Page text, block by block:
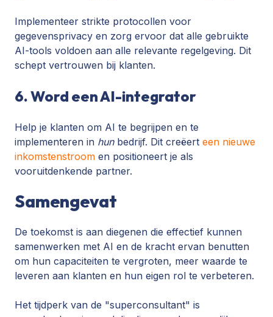
Implementeer strikte protocollen voor
gegevensprivacy en zorg ervoor dat alle gebruikte
AI-tools voldoen aan alle relevante regelgeving. Dit
schept vertrouwen bij klanten.
6. Word een AI-integrator
Help je klanten om AI te begrijpen en te
implementeren in hunbedrijf. Dit creëert een nieuwe
inkomstenstroom en positioneert je als
vooruitdenkende partner.
Samengevat
De toekomst is aan diegenen die effectief kunnen
samenwerken met AI en de kracht ervan benutten
om hun capaciteiten te vergroten, meer waarde te
leveren aan klanten en hun eigen rol te verbeteren.
Het tijdperk van de "superconsultant" is